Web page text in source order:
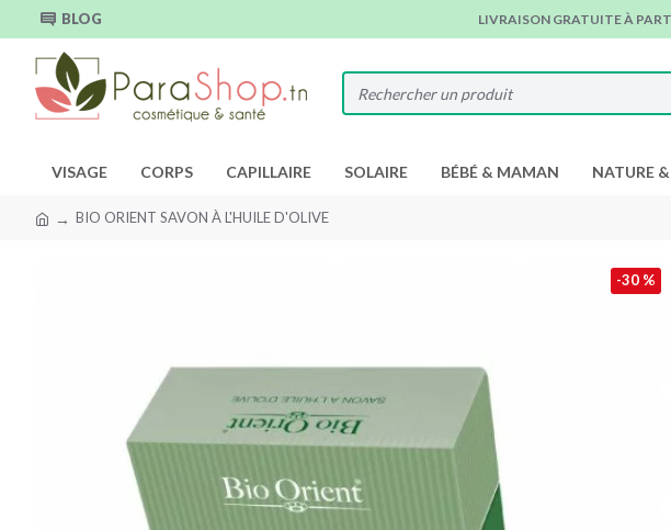
BLOG LIVRAISON GRATUITE À
VISAGE CORPS CAPILLAIRE SOLAIRE BÉBÉ & MAMAN NATURE
BIO ORIENT SAVON À L'HUILE D'OLIVE
-30 %